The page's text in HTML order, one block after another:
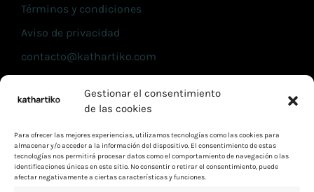
Gestionar el consentimiento
de las cookies
Para ofrecer las mejores experiencias, utilizamos tecnologías como las cookies para
almacenar y/o acceder a la información del dispositivo. El consentimiento de estas
tecnologías nos permitirá procesar datos como el comportamiento de navegación o las
identificaciones únicas en este sitio. No consentir o retirar el consentimiento, puede
afectar negativamente a ciertas características y funciones.
Términos y condiciones
Aviso de privacidad
contacto@kathartiko.com
Contáctanos
Visita nuestra página oficial en CLIP